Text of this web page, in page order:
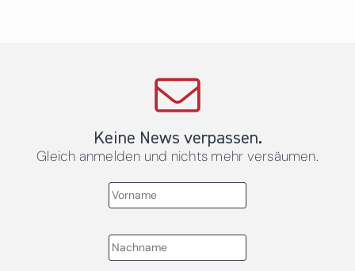
Keine News verpassen.
Gleich anmelden und nichts mehr versäumen.